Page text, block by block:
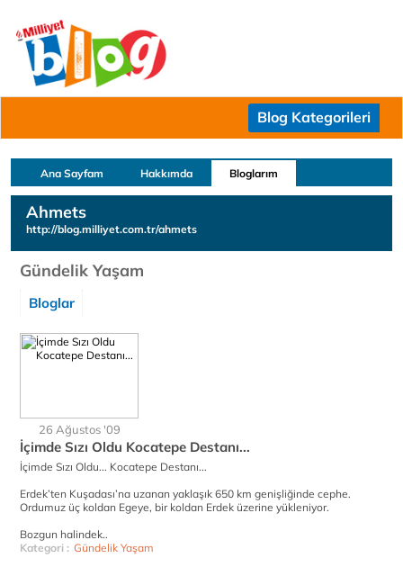
Blog Kategorileri
Ana Sayfam Hakkımda Bloglarım
Ahmets
http://blog.milliyet.com.tr/ahmets
Gündelik Yaşam
Bloglar
26 Ağustos '09
İçimde Sızı Oldu Kocatepe Destanı...
İçimde Sızı Oldu... Kocatepe Destanı...
Erdek’ten Kuşadası’na uzanan yaklaşık 650 km genişliğinde cephe.
Ordumuz üç koldan Egeye, bir koldan Erdek üzerine yükleniyor.
Bozgun halindek..
Kategori : Gündelik Yaşam